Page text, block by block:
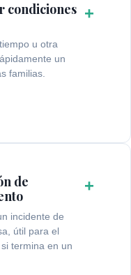
condiciones
u otra
un
familias.
+
de
incidente de
útil para el
termina en un
+